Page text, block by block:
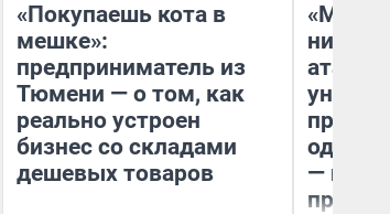
«Покупаешь кота в
мешке»:
предприниматель из
Тюмени — о том, как
реально устроен
бизнес со складами
дешевых товаров
атаки
—